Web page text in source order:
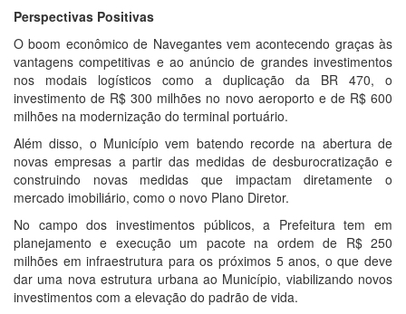
Perspectivas Positivas
O boom econômico de Navegantes vem acontecendo graças às
vantagens competitivas e ao anúncio de grandes investimentos
nos modais logísticos como a duplicação da BR 470, o
investimento de R$ 300 milhões no novo aeroporto e de R$ 600
milhões na modernização do terminal portuário.
Além disso, o Município vem batendo recorde na abertura de
novas empresas a partir das medidas de desburocratização e
construindo novas medidas que impactam diretamente o
mercado imobiliário, como o novo Plano Diretor.
No campo dos investimentos públicos, a Prefeitura tem em
planejamento e execução um pacote na ordem de R$ 250
milhões em infraestrutura para os próximos 5 anos, o que deve
dar uma nova estrutura urbana ao Município, viabilizando novos
investimentos com a elevação do padrão de vida.